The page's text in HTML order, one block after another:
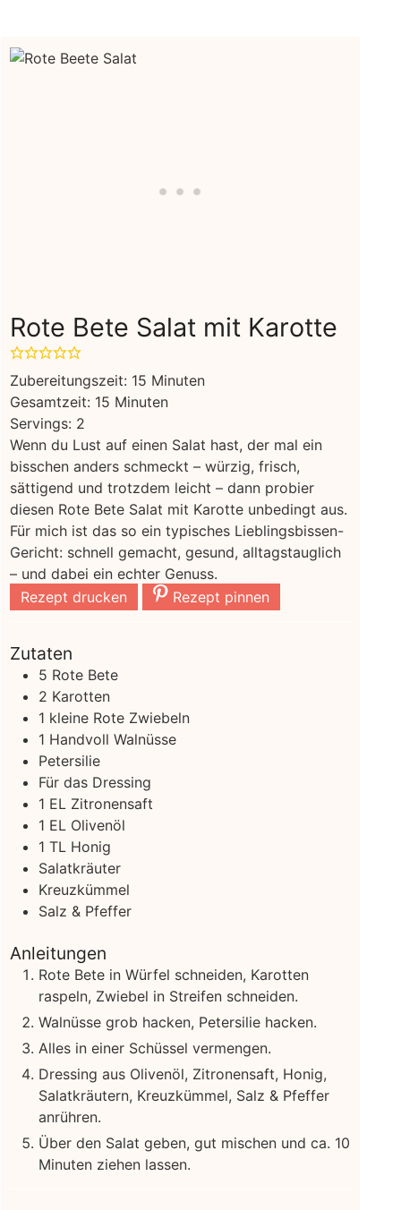
Rote Bete Salat mit Karotte
Zubereitungszeit: 15 Minuten
Minuten
Gesamtzeit: 15 Minuten
Minuten
Servings: 2
Wenn du Lust auf einen Salat hast, der mal ein
bisschen anders schmeckt – würzig, frisch,
sättigend und trotzdem leicht – dann probier
diesen Rote Bete Salat mit Karotte unbedingt aus.
Für mich ist das so ein typisches Lieblingsbissen-
Gericht: schnell gemacht, gesund, alltagstauglich
– und dabei ein echter Genuss.
Rezept drucken
Rezept pinnen
Zutaten
5 Rote Bete
2 Karotten
1 kleine Rote Zwiebeln
1 Handvoll Walnüsse
Petersilie
Für das Dressing
1 EL Zitronensaft
1 EL Olivenöl
1 TL Honig
Salatkräuter
Kreuzkümmel
Salz & Pfeffer
Anleitungen
Rote Bete in Würfel schneiden, Karotten
raspeln, Zwiebel in Streifen schneiden.
Walnüsse grob hacken, Petersilie hacken.
Alles in einer Schüssel vermengen.
Dressing aus Olivenöl, Zitronensaft, Honig,
Salatkräutern, Kreuzkümmel, Salz & Pfeffer
anrühren.
Über den Salat geben, gut mischen und ca. 10
Minuten ziehen lassen.